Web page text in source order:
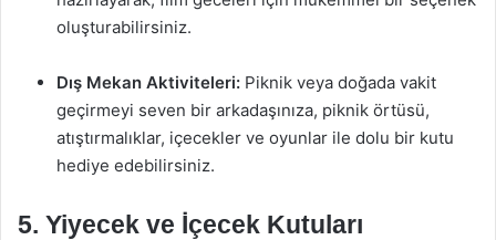
oluşturabilirsiniz.
Dış Mekan Aktiviteleri: Piknik veya doğada vakit
geçirmeyi seven bir arkadaşınıza, piknik örtüsü,
atıştırmalıklar, içecekler ve oyunlar ile dolu bir kutu
hediye edebilirsiniz.
5. Yiyecek ve İçecek Kutuları